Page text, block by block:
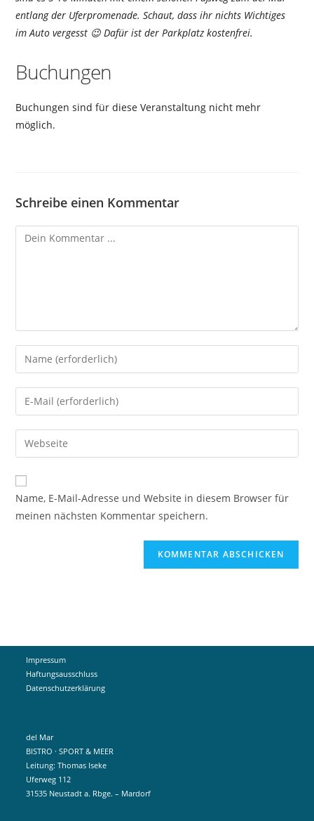
entlang der Uferpromenade. Schaut, dass ihr nichts Wichtiges
im Auto vergesst 😉 Dafür ist der Parkplatz kostenfrei.
Buchungen
Buchungen sind für diese Veranstaltung nicht mehr
möglich.
Schreibe einen Kommentar
Kommentieren
Gib
deinen
Namen
oder
zum
Kommentieren
ein
Gib
deine
E-
Mail-
zum
Kommentieren
ein
Gib
deine
Website-
URL
Name, E-Mail-Adresse und Website in diesem Browser für
meinen nächsten Kommentar speichern.
Impressum
Haftungsausschluss
Datenschutzerklärung
del Mar
BISTRO · SPORT & MEER
Leitung: Thomas Iseke
Uferweg 112
31535 Neustadt a. Rbge. – Mardorf